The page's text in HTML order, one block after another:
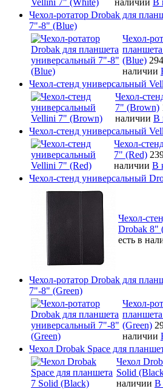
Чехол-ротатор Drobak для
7"-8" (Blue)
Чехол-
(Blue)
наличии
Чехол-стенд универсальный
Чехол-
7" (Brown)
наличии В
Чехол-стенд универсальный
Чехол-
7" (Red)
наличии В
Чехол-стенд универсальный
Чехол-
Drobak 8"
есть в
Чехол-ротатор Drobak для
7"-8" (Green)
Чехол-
(Green)
наличии
Чехол Drobak Space для
Чехол
Solid
наличии В